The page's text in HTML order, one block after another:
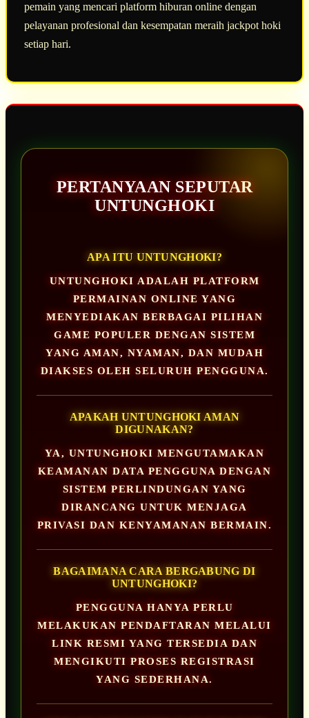
pemain yang mencari platform hiburan online dengan
pelayanan profesional dan kesempatan meraih jackpot hoki
setiap hari.
PERTANYAAN SEPUTAR
UNTUNGHOKI
APA ITU UNTUNGHOKI?
UNTUNGHOKI ADALAH PLATFORM
PERMAINAN ONLINE YANG
MENYEDIAKAN BERBAGAI PILIHAN
GAME POPULER DENGAN SISTEM
YANG AMAN, NYAMAN, DAN MUDAH
DIAKSES OLEH SELURUH PENGGUNA.
APAKAH UNTUNGHOKI AMAN
DIGUNAKAN?
YA, UNTUNGHOKI MENGUTAMAKAN
KEAMANAN DATA PENGGUNA DENGAN
SISTEM PERLINDUNGAN YANG
DIRANCANG UNTUK MENJAGA
PRIVASI DAN KENYAMANAN BERMAIN.
BAGAIMANA CARA BERGABUNG DI
UNTUNGHOKI?
PENGGUNA HANYA PERLU
MELAKUKAN PENDAFTARAN MELALUI
LINK RESMI YANG TERSEDIA DAN
MENGIKUTI PROSES REGISTRASI
YANG SEDERHANA.